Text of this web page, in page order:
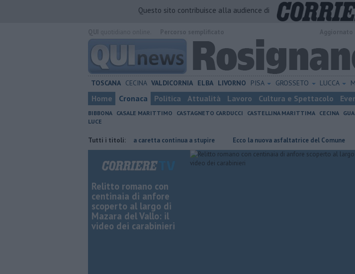
Questo sito contribuisce alla audience di
TOSCANA CECINA VALDICORNIA ELBA LIVORNO PISA GROSSETO LUCCA
Home Cronaca Politica Attualità Lavoro Cultura e Spettacolo
BIBBONA CASALE MARITTIMO CASTAGNETO CARDUCCI CASTELLINA MARITTIMA CECINA
LUCE
Tutti i titoli:
Il nido di Caretta caretta continua a stupire Ecco la nuova asfaltatrice del Comune Così
Relitto romano con
centinaia di anfore
scoperto al largo di
Mazara del Vallo: il
video dei carabinieri